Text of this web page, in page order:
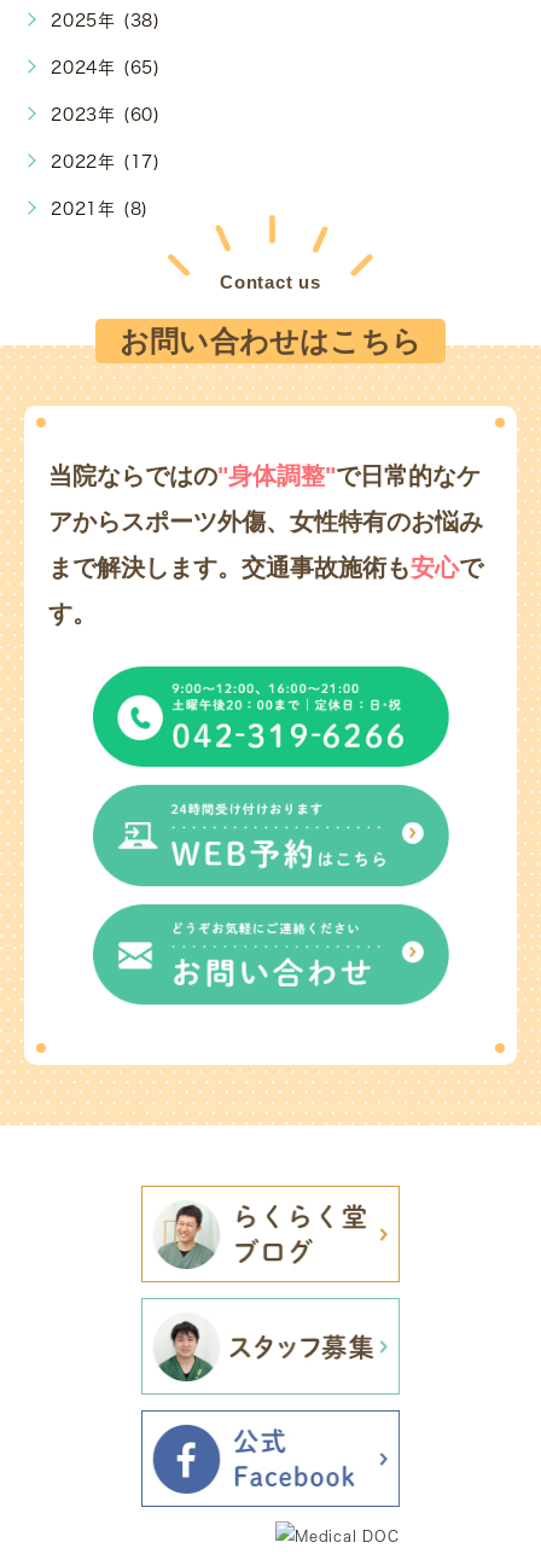
2025年 (38)
2024年 (65)
2023年 (60)
2022年 (17)
2021年 (8)
Contact us
お問い合わせはこちら
当院ならではの"身体調整"で日常的なケ
アからスポーツ外傷、 女性特有のお悩み
まで解決します。 交通事故施術も安心で
す。